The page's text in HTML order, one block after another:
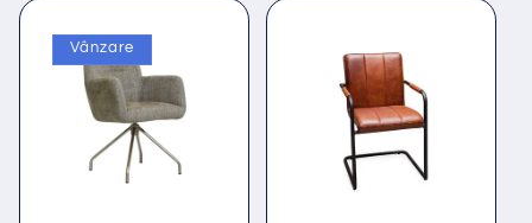
Vânzare